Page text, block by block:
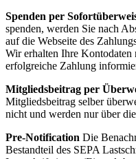
Spenden per
spenden, werden Sie nach
auf die Webseite des
Wir erhalten Ihre
erfolgreiche Zahlung
Mitgliedsbeitrag per
Mitgliedsbeitrag selber
nicht und werden nur über
Pre-Notification Die
Bestandteil des SEPA